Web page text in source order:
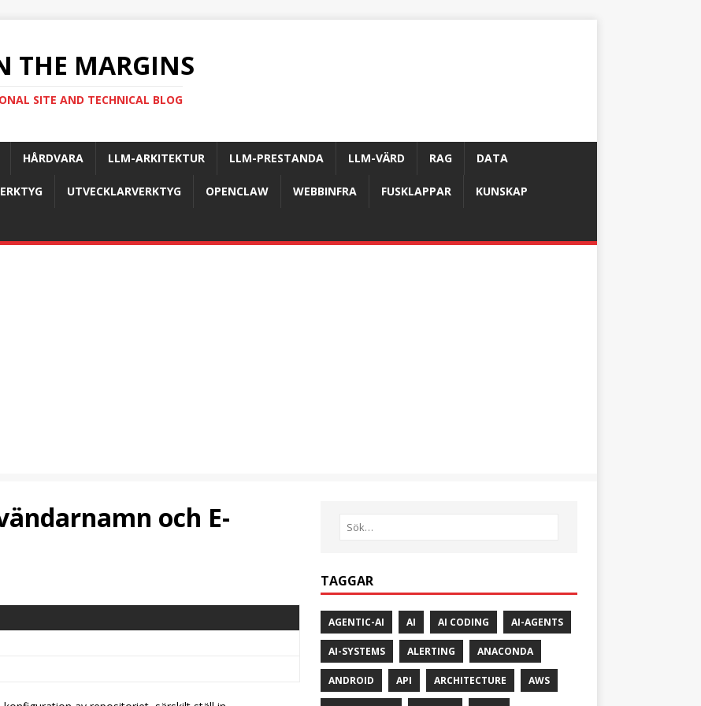
THE MARGINS
SITE AND TECHNICAL BLOG
HÅRDVARA LLM-ARKITEKTUR LLM-PRESTANDA LLM-VÄRD RAG DATA
UTVECKLARVERKTYG OPENCLAW WEBBINFRA FUSKLAPPAR KUNSKAP
och E-
TAGGAR
AGENTIC-AI AI AI CODING AI-AGENTS
AI-SYSTEMS ALERTING ANACONDA
ANDROID API ARCHITECTURE AWS